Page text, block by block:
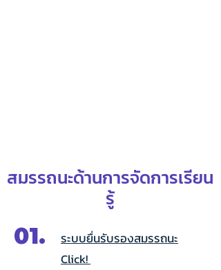
สมรรถนะด้านการจัดการเรียน
รู้
01.
ระบบยื่นรับรองสมรรถนะ
Click!